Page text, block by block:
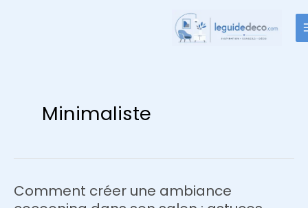
Minimaliste
Comment créer une ambiance